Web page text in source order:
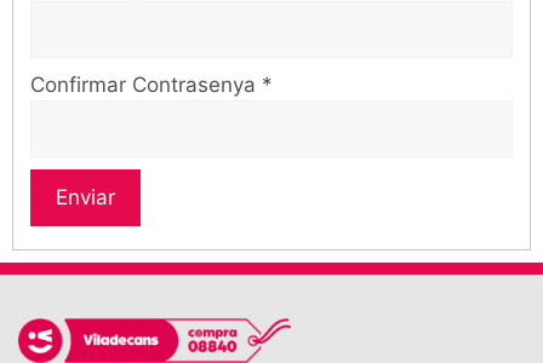
Confirmar Contrasenya *
Enviar